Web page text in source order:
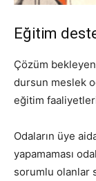
Eğitim
Çözüm
dursun meslek
eğitim
Odaların üye
yapamaması
sorumlu olanlar